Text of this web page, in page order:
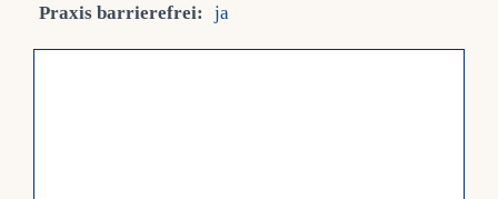
Praxis barrierefrei:
ja